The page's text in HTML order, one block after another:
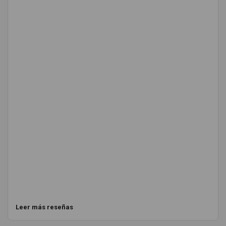
Leer más reseñas